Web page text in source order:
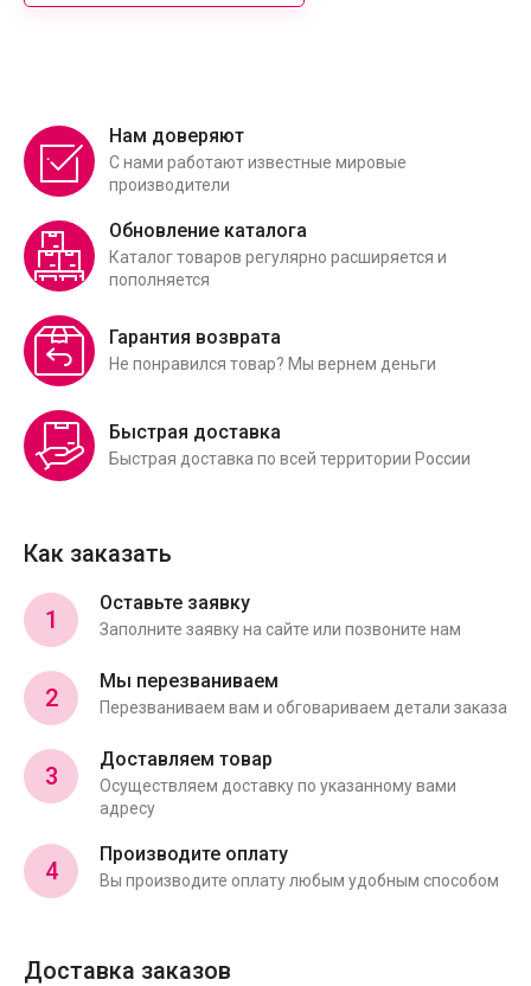
Нам доверяют
С нами работают известные мировые
производители
Обновление каталога
Каталог товаров регулярно расширяется и
пополняется
Гарантия возврата
Не понравился товар? Мы вернем деньги
Быстрая доставка
Быстрая доставка по всей территории России
Как заказать
1
Оставьте заявку
Заполните заявку на сайте или позвоните нам
2
Мы перезваниваем
Перезваниваем вам и обговариваем детали заказа
3
Доставляем товар
Осуществляем доставку по указанному вами
адресу
4
Производите оплату
Вы производите оплату любым удобным способом
Доставка заказов